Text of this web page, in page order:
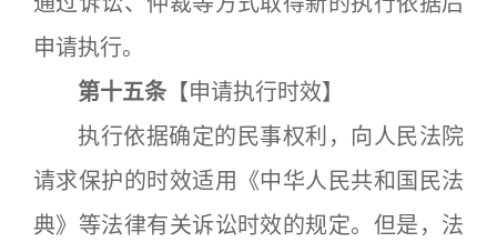
申请执行。
第十五条 【申请执行时效】
执行依据确定的民事权利，向人民法院
请求保护的时效适用《中华人民共和国民法
典》等法律有关诉讼时效的规定。但是，法